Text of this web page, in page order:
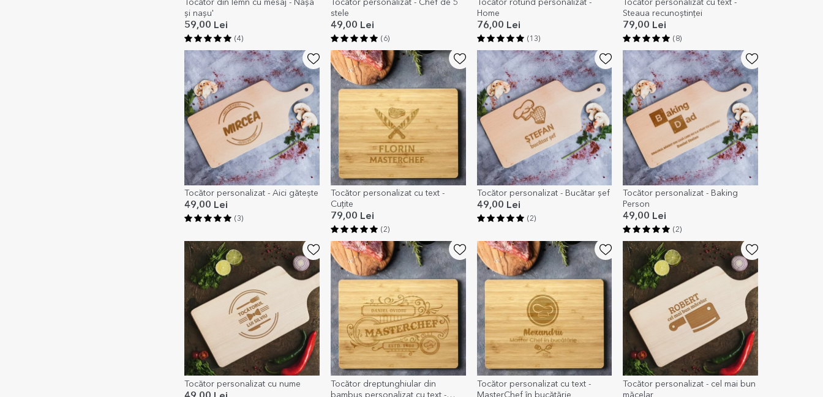
Tocător din lemn cu mesaj - Nașa
și nașu'
59,00 Lei
(4)
Tocător personalizat - Chef de 5
stele
49,00 Lei
(6)
Tocător rotund personalizat -
Home
76,00 Lei
(13)
Tocător personalizat cu text -
Steaua recunoștinței
79,00 Lei
(8)
Tocător personalizat - Aici gătește
49,00 Lei
(3)
Tocător personalizat cu text -
Cuțite
79,00 Lei
(2)
Tocător personalizat - Bucătar șef
49,00 Lei
(2)
Tocător personalizat - Baking
Person
49,00 Lei
(2)
Tocător personalizat cu nume
Tocător dreptunghiular din
bambus personalizat cu text -
Tocător personalizat cu text -
MasterChef în bucătărie
Tocător personalizat - cel mai bun
măcelar